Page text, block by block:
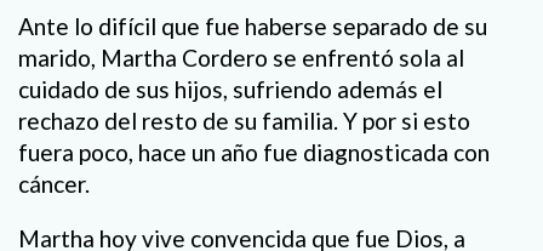
Ante lo difícil que fue haberse separado de su
marido, Martha Cordero se enfrentó sola al
cuidado de sus hijos, sufriendo además el
rechazo del resto de su familia. Y por si esto
fuera poco, hace un año fue diagnosticada con
cáncer.
Martha hoy vive convencida que fue Dios, a